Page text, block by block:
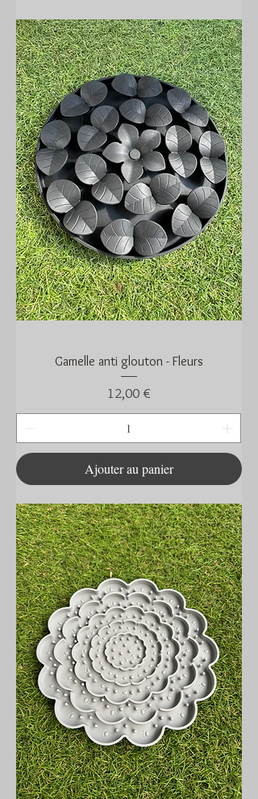
Gamelle anti glouton - Fleurs
Prix
12,00 €
Ajouter au panier